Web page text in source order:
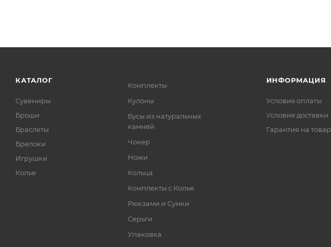
КАТАЛОГ
Сувениры
Броши
Браслеты
Брелоки
Игрушки
Колье
Комплекты
Кулоны
Бусы из натуральных
камней
Чокер
Ножи
Кольца
Комплекты с Колье
Рюкзами и Сумки
Серьги
Упаковка
ИНФОРМАЦИЯ
Условия оплаты
Условия доставки
Гарантия на товар